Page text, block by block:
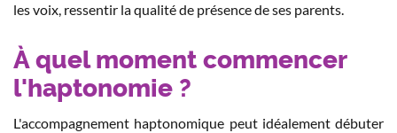
les voix, ressentir la qualité de présence de ses parents.
À quel moment commencer
l'haptonomie ?
L'accompagnement haptonomique peut idéalement débuter